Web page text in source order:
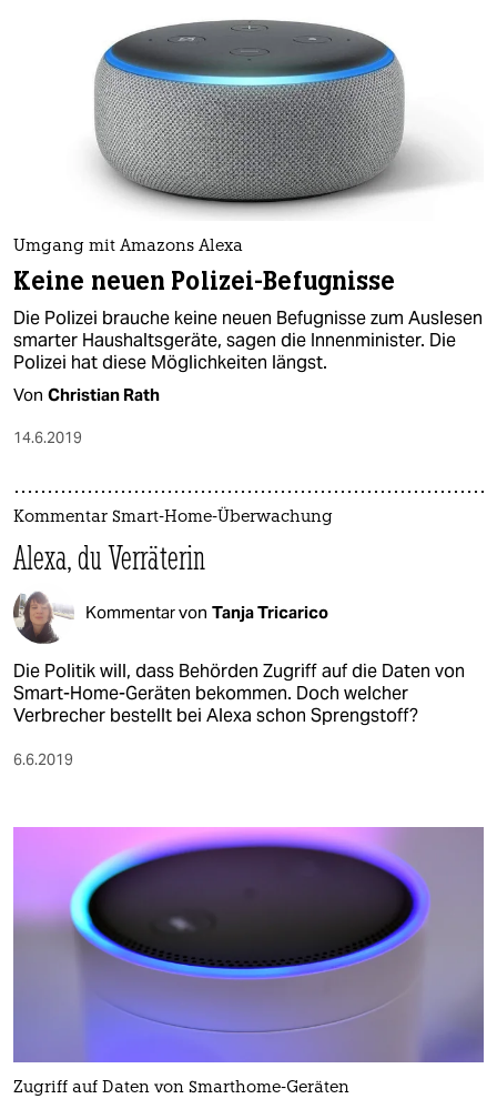
Umgang mit Amazons Alexa
Keine neuen Polizei-Befugnisse
Die Polizei brauche keine neuen Befugnisse zum Auslesen
smarter Haushaltsgeräte, sagen die Innenminister. Die
Polizei hat diese Möglichkeiten längst.
Von Christian Rath
14.6.2019
Kommentar Smart-Home-Überwachung
Alexa, du Verräterin
Kommentar von Tanja Tricarico
Die Politik will, dass Behörden Zugriff auf die Daten von
Smart-Home-Geräten bekommen. Doch welcher
Verbrecher bestellt bei Alexa schon Sprengstoff?
6.6.2019
Zugriff auf Daten von Smarthome-Geräten